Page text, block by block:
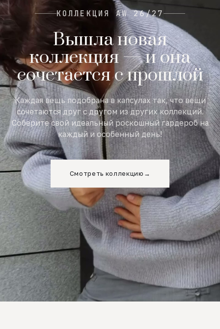
КОЛЛЕКЦИЯ AW 26/27
Вышла новая
коллекция — и она
сочетается с прошлой
Каждая вещь подобрана в капсулах так, что вещи
сочетаются друг с другом из других коллекций.
Соберите свой идеальный роскошный гардероб на
каждый и особенный день!
Смотреть коллекцию →